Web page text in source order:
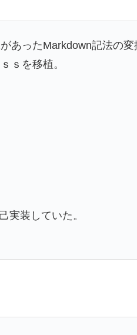
あったMarkdown記法の
ｓを移植。
装していた。